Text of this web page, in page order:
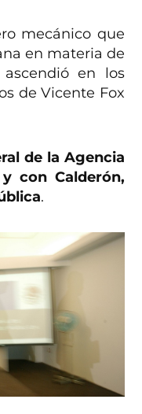
mecánico que
en materia de
en los
de Vicente Fox
de la Agencia
con Calderón,
.